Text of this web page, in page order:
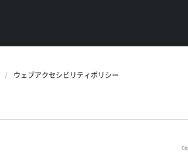
ウェブアクセシビリティポリシー